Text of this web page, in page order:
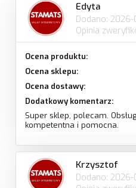
Edyta
Dodano:
Opinia
Ocena produktu:
Ocena sklepu:
Ocena dostawy:
Dodatkowy komentarz:
Super sklep, polecam.
kompetentna i pomocna.
Krzysztof
Dodano: 2026-